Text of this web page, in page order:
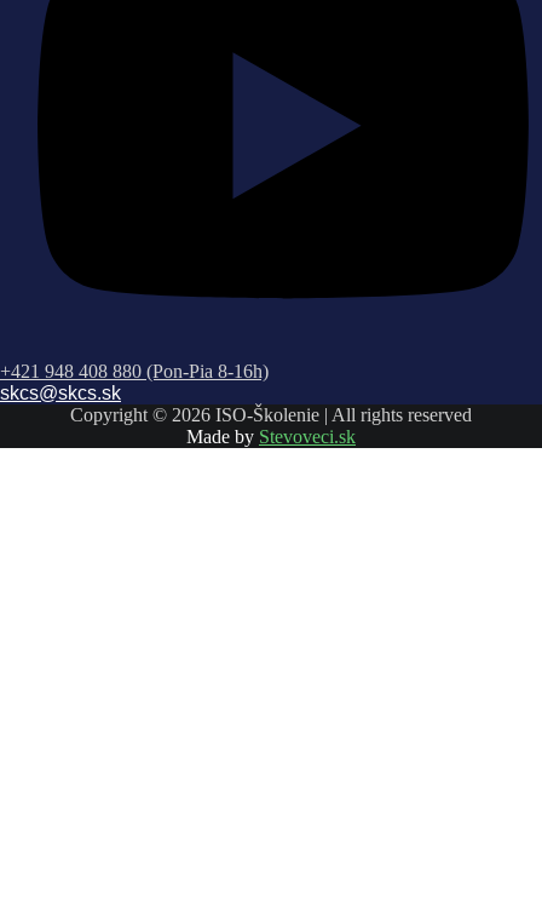
+421 948 408 880 (Pon-Pia 8-16h)
skcs@skcs.sk
Copyright © 2026 ISO-Školenie | All rights reserved
Made by Stevoveci.sk